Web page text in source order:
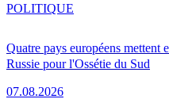
Quatre pays européens mettent
Russie pour l'Ossétie du Sud
07.08.2026
POLITIQUE